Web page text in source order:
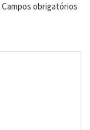
Campos obrigatórios